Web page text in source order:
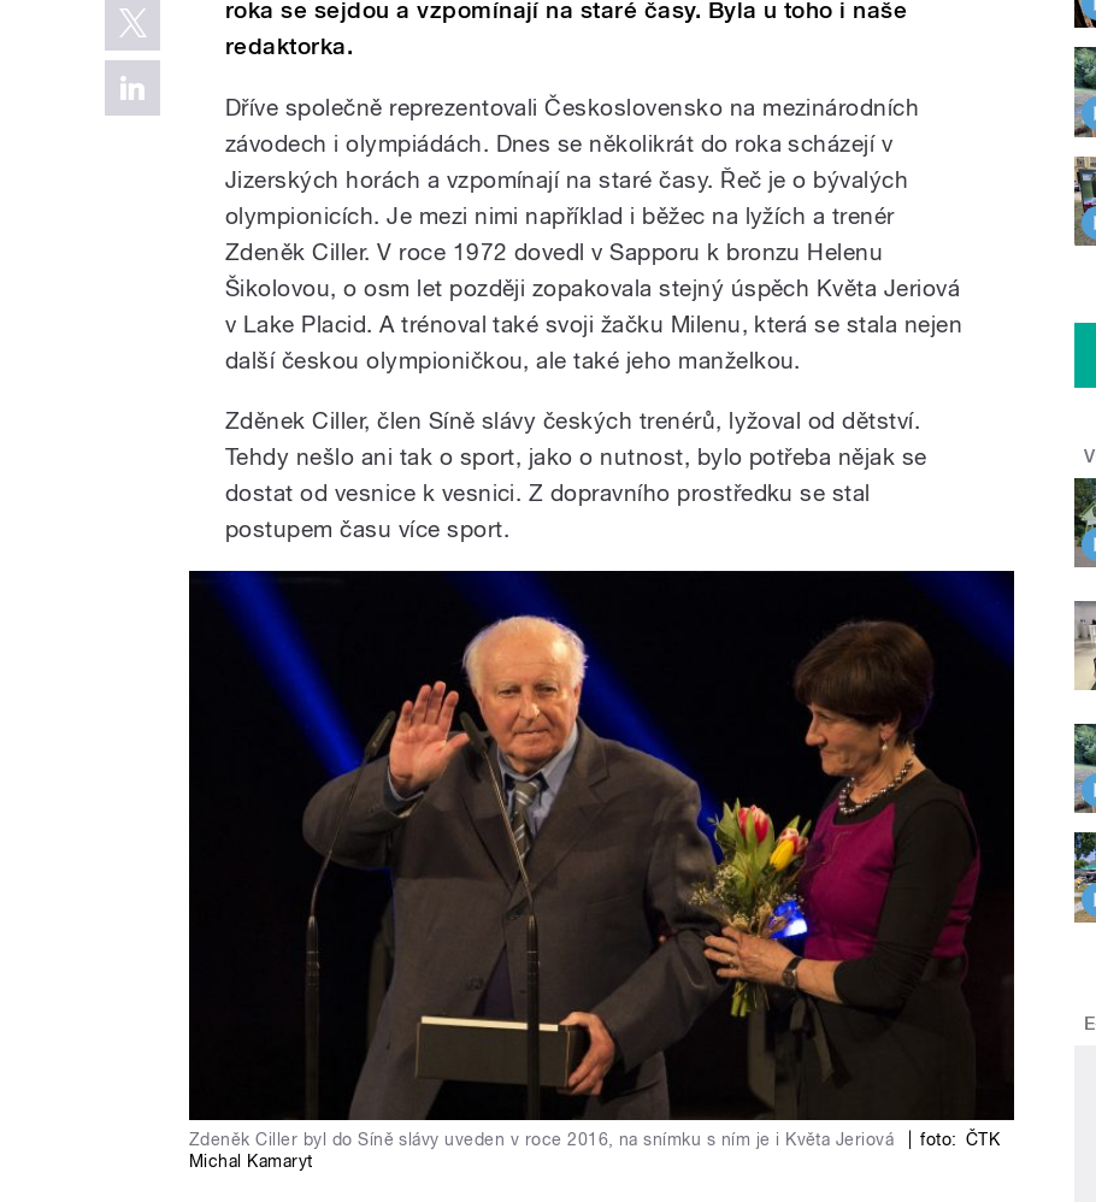
roka se sejdou a vzpomínají na staré časy. Byla u toho i naše
redaktorka.
Dříve společně reprezentovali Československo na mezinárodních
závodech i olympiádách. Dnes se několikrát do roka scházejí v
Jizerských horách a vzpomínají na staré časy. Řeč je o bývalých
olympionicích. Je mezi nimi například i běžec na lyžích a trenér
Zdeněk Ciller. V roce 1972 dovedl v Sapporu k bronzu Helenu
Šikolovou, o osm let později zopakovala stejný úspěch Květa Jeriová
v Lake Placid. A trénoval také svoji žačku Milenu, která se stala nejen
další českou olympioničkou, ale také jeho manželkou.
Zděnek Ciller, člen Síně slávy českých trenérů, lyžoval od dětství.
Tehdy nešlo ani tak o sport, jako o nutnost, bylo potřeba nějak se
dostat od vesnice k vesnici. Z dopravního prostředku se stal
postupem času více sport.
Zdeněk Ciller byl do Síně slávy uveden v roce 2016, na snímku s ním je i Květa Jeriová foto: ČTK
Michal Kamaryt